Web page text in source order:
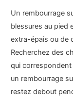
Un rembourrage
blessures au pied
extra-épais ou de
Recherchez des
qui correspondent
un rembourrage
restez debout